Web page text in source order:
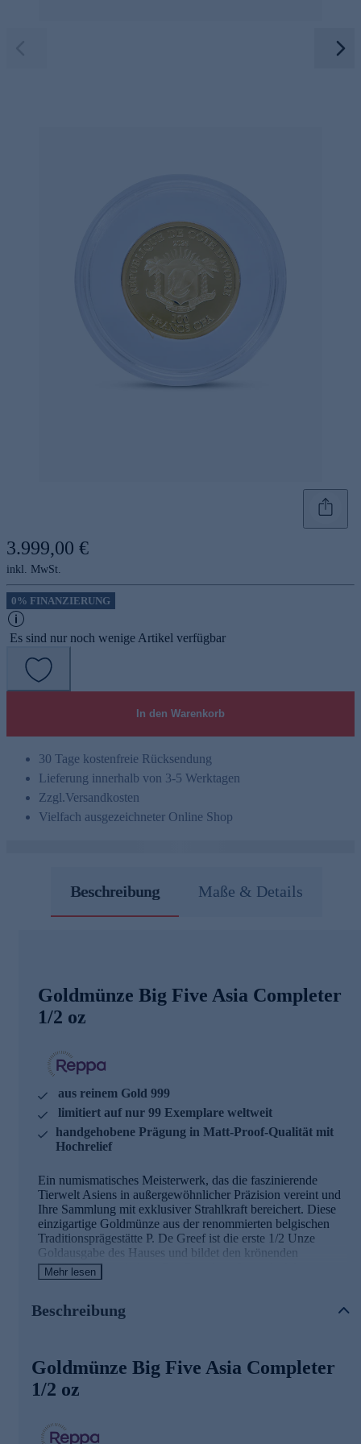
3.999,00 €
inkl. MwSt.
0% FINANZIERUNG
Es sind nur noch wenige Artikel verfügbar
In den Warenkorb
30 Tage kostenfreie Rücksendung
Lieferung innerhalb von 3-5 Werktagen
Zzgl.Versandkosten
Vielfach ausgezeichneter Online Shop
Beschreibung Maße & Details
Goldmünze Big Five Asia Completer
1/2 oz
aus reinem Gold 999
limitiert auf nur 99 Exemplare weltweit
handgehobene Prägung in Matt-Proof-Qualität mit
Hochrelief
Ein numismatisches Meisterwerk, das die faszinierende
Tierwelt Asiens in außergewöhnlicher Präzision vereint und
Ihre Sammlung mit exklusiver Strahlkraft bereichert. Diese
einzigartige Goldmünze aus der renommierten belgischen
Traditionsprägestätte P. De Greef ist die erste 1/2 Unze
Goldausgabe des Hauses und bildet den krönenden
Abschluss der beliebten Big Five Asia Serie. Auf der
Motivseite verschmelzen alle fünf ikonischen Tiermotive –
– zu einer beeindruckenden Komposition vor detailreicher
imposante Hochrelief von nahezu 2,7 mm verleiht den
Tieren eine faszinierende Plastizität und lässt sie nahezu
lebendig erscheinen. Die Münze wird in handgehobener
Prägestock entnommen und unmittelbar verpackt, um
höchste Qualität zu garantieren. Die Prägung erfolgt in
Mehr lesen
Beschreibung
Goldmünze Big Five Asia Completer
1/2 oz